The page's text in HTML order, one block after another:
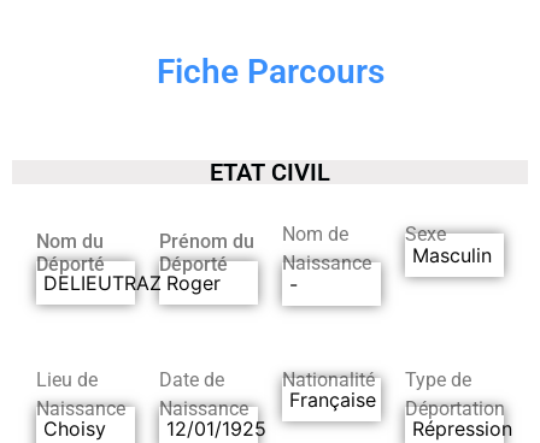
Fiche Parcours
ETAT CIVIL
Nom du
Déporté
DELIEUTRAZ
Prénom du
Déporté
Roger
Nom de
Naissance
-
Sexe
Masculin
Lieu de
Naissance
Choisy
Date de
Naissance
12/01/1925
Nationalité
Française
Type de
Déportation
Répression